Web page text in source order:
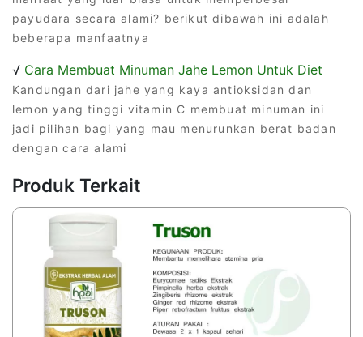
payudara secara alami? berikut dibawah ini adalah
beberapa manfaatnya
√ Cara Membuat Minuman Jahe Lemon Untuk Diet
Kandungan dari jahe yang kaya antioksidan dan
lemon yang tinggi vitamin C membuat minuman ini
jadi pilihan bagi yang mau menurunkan berat badan
dengan cara alami
Produk Terkait